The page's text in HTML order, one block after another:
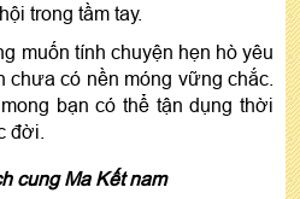
trong tầm tay.
muốn tính chuyện hẹn hò yêu
có nền móng vững chắc.
bạn có thể tận dụng thời
đời.
cung Ma Kết nam